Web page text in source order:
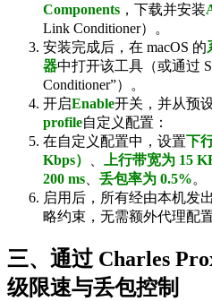
Components ，下载并安装
Link Conditioner）。
安装完成后，在 macOS 的
器中打开该工具（或通过
Conditioner”）。
开启Enable开关，并从预
profile自定义配置：
在自定义配置中，设置下
Kbps）
、 上行带宽为 15
200 ms、 丢包率为 0.5%。
启用后，所有经由本机发
略约束，无需额外代理配置
三、通过 Charles
级限速与丢包控制